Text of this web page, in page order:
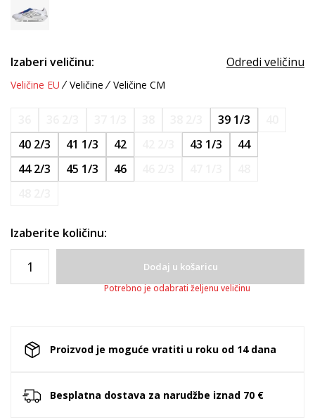
Izaberi veličinu: Odredi veličinu
Veličine EU Veličine Veličine CM
39 1/3
40 2/3
41 1/3 42 43 1/3
44
44 2/3
45 1/3 46
Izaberite količinu:
Dodaj u košaricu
Potrebno je odabrati željenu veličinu
Proizvod je moguće vratiti u roku od 14 dana
Besplatna dostava za narudžbe iznad 70 €